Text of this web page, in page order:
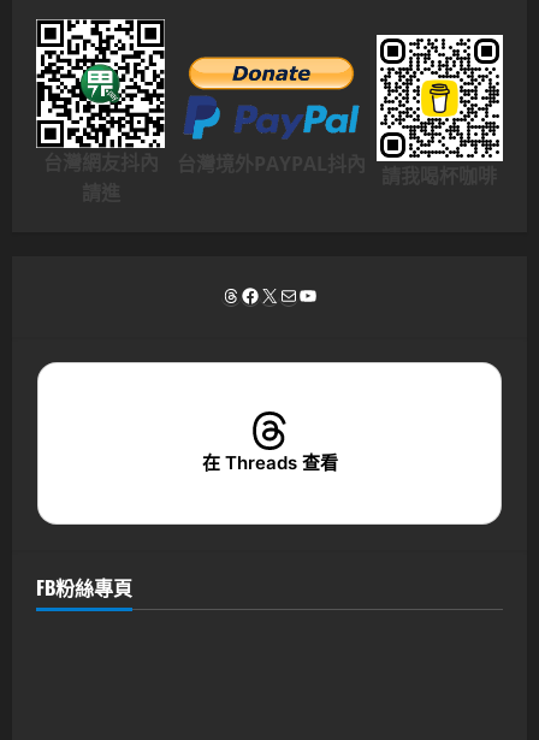
Threads
Facebook
X 電子郵件YouTube
在 Threads 查看
FB粉絲專頁